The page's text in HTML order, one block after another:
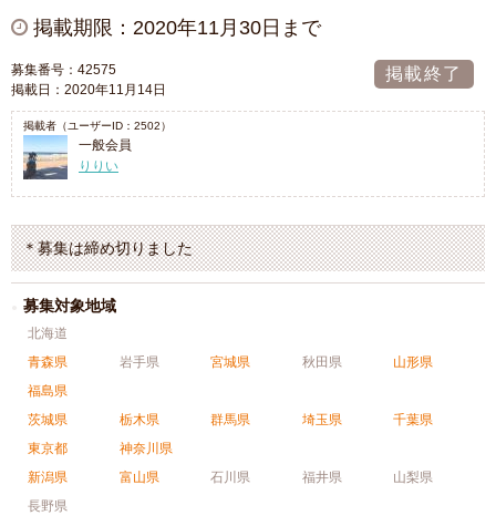
掲載期限：2020年11月30日まで
募集番号：42575
掲載日：2020年11月14日
掲載終了
掲載者（ユーザーID：2502）
一般会員
りりい
＊募集は締め切りました
募集対象地域
北海道
青森県
岩手県 宮城県 秋田県
山形県
福島県
茨城県
栃木県 群馬県 埼玉県
千葉県
東京都
神奈川県
新潟県
富山県 石川県 福井県
山梨県
長野県